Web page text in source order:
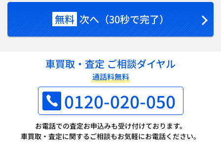
無料 次へ（30秒で完了）
車買取・査定 ご相談ダイヤル
通話料無料
0120-020-050
お電話での査定お申込みも受け付けております。
車買取・査定に関するご相談もお気軽にお電話ください。